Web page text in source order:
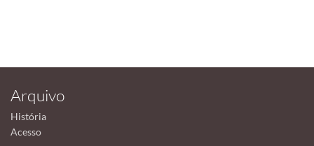
Arquivo
História
Acesso